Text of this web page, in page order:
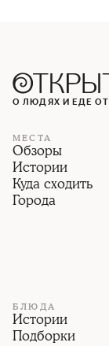
О ЛЮДЯХ И ЕДЕ ОТ
МЕСТА
Обзоры
Истории
Куда сходить
Города
БЛЮДА
Истории
Подборки